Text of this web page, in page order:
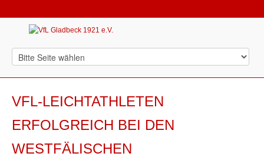
VFL-LEICHTATHLETEN
ERFOLGREICH BEI DEN
WESTFÄLISCHEN